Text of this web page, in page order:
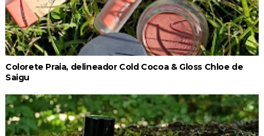
Colorete Praia, delineador Cold Cocoa & Gloss Chloe de
Saigu